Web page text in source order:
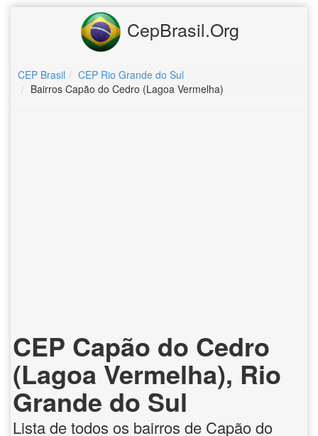
CepBrasil.Org
CEP Brasil
CEP Rio Grande do Sul
Bairros Capão do Cedro (Lagoa Vermelha)
CEP Capão do Cedro
(Lagoa Vermelha), Rio
Grande do Sul
Lista de todos os bairros de Capão do